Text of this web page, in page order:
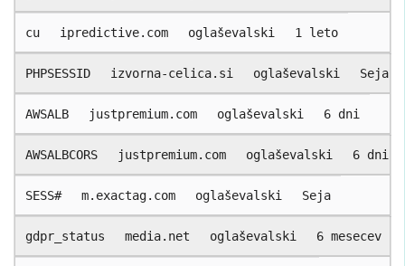
cu ipredictive.com oglaševalski 1 leto
PHPSESSID izvorna-celica.si oglaševalski Seja
AWSALB justpremium.com oglaševalski 6 dni
AWSALBCORS justpremium.com oglaševalski 6 dni
SESS# m.exactag.com oglaševalski Seja
gdpr_status media.net oglaševalski 6 mesecev